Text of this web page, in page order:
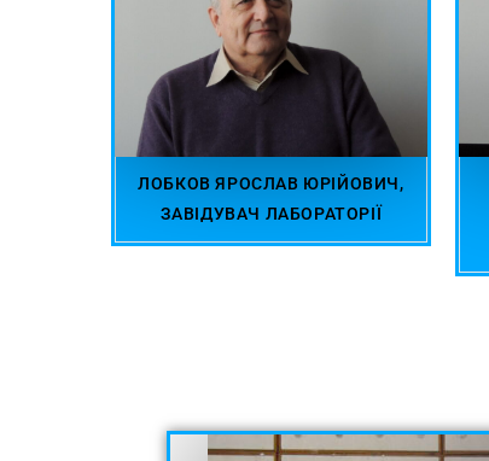
ЛОБКОВ ЯРОСЛАВ ЮРІЙОВИЧ,
ЗАВІДУВАЧ ЛАБОРАТОРІЇ